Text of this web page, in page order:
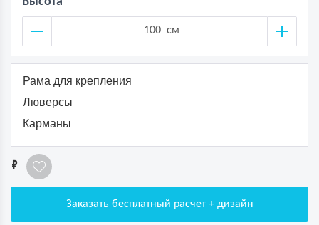
см
Рама для крепления
Люверсы
Карманы
1
Заказать бесплатный расчет + дизайн